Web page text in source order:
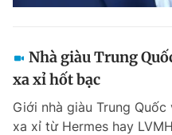
Nhà giàu Trung
xa xỉ hốt bạc
Giới nhà giàu Trung
xa xỉ từ Hermes hay